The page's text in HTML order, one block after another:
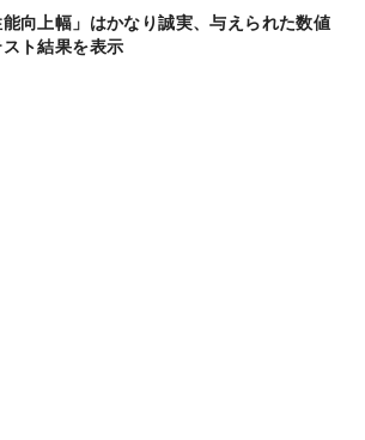
向上幅」はかなり誠実、与えられた数値
ト結果を表示